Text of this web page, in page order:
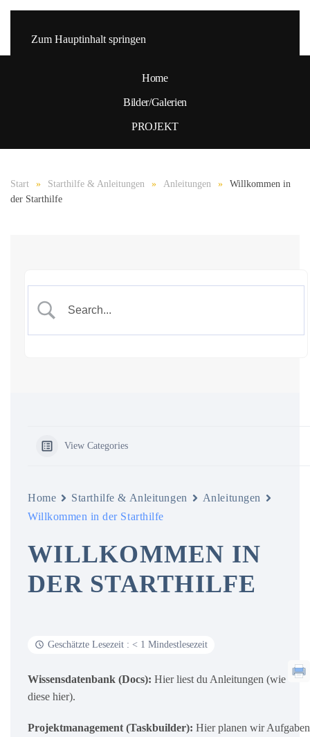
Zum Hauptinhalt springen
Home
Bilder/Galerien
PROJEKT
Start Starthilfe & Anleitungen Anleitungen
Willkommen in
der Starthilfe
View Categories
Home Starthilfe & Anleitungen
Anleitungen
Willkommen in der Starthilfe
WILLKOMMEN IN
DER STARTHILFE
Geschätzte Lesezeit : < 1 Mindestlesezeit
Wissensdatenbank (Docs): Hier liest du Anleitungen (wie
diese hier).
Projektmanagement (Taskbuilder): Hier planen wir Aufgaben